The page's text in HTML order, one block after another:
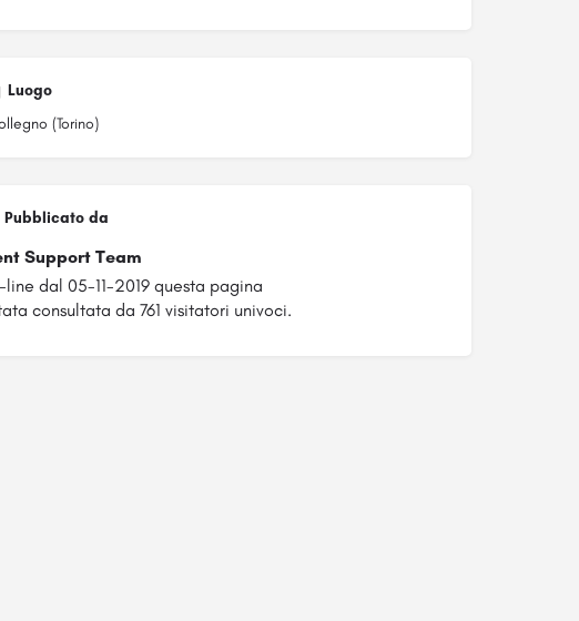
Luogo
(Torino)
Pubblicato da
Support Team
line dal 05-11-2019 questa pagina
consultata da 761 visitatori univoci.